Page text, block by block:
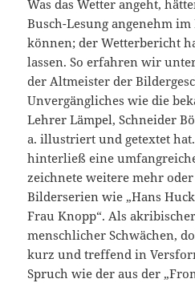
Was das Wetter angeht,
Busch-Lesung angenehm
können; der Wetterbericht
lassen. So erfahren wir
der Altmeister der
Unvergängliches wie die
Lehrer Lämpel, Schneider
a. illustriert und getextet
hinterließ eine
zeichnete weitere mehr
Bilderserien wie „Hans
Frau Knopp“. Als
menschlicher Schwächen,
kurz und treffend in
Spruch wie der aus der